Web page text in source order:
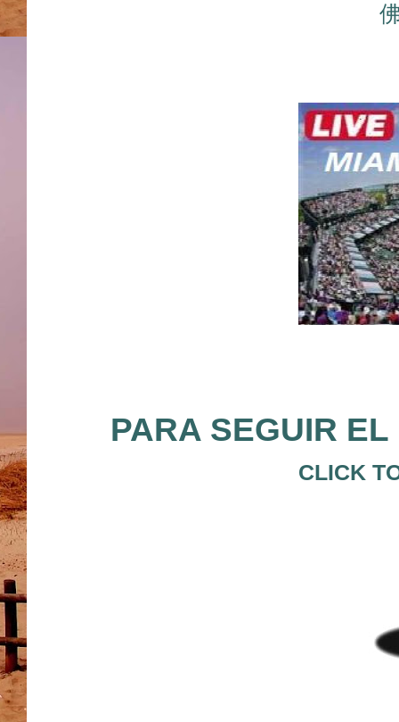
PARA SEGUIR
CLICK